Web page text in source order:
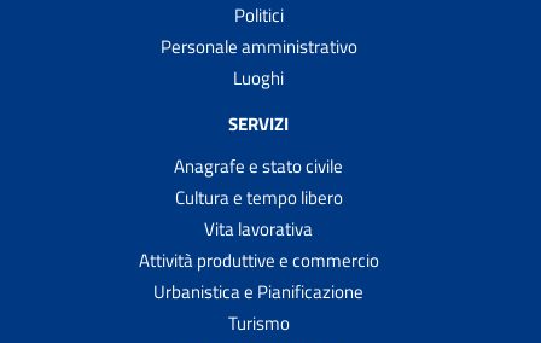
Politici
Personale amministrativo
Luoghi
SERVIZI
Anagrafe e stato civile
Cultura e tempo libero
Vita lavorativa
Attività produttive e commercio
Urbanistica e Pianificazione
Turismo